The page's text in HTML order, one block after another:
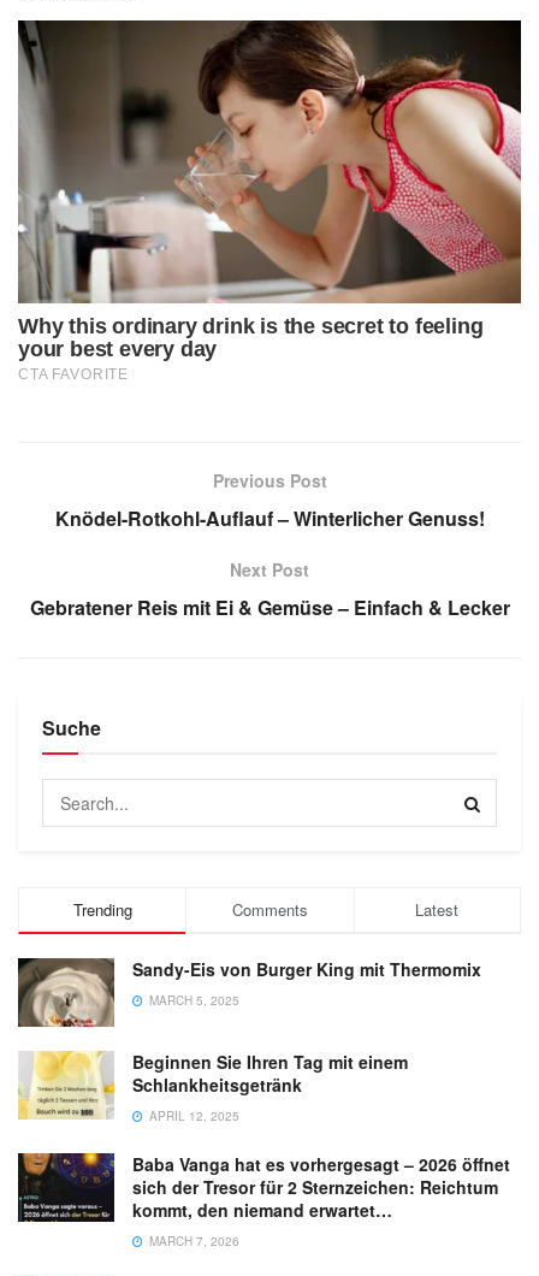
Previous Post
Knödel-Rotkohl-Auflauf – Winterlicher Genuss!
Next Post
Gebratener Reis mit Ei & Gemüse – Einfach & Lecker
Suche
Trending Comments Latest
Sandy-Eis von Burger King mit Thermomix
MARCH 5, 2025
Beginnen Sie Ihren Tag mit einem
Schlankheitsgetränk
APRIL 12, 2025
Baba Vanga hat es vorhergesagt – 2026 öffnet
sich der Tresor für 2 Sternzeichen: Reichtum
kommt, den niemand erwartet…
MARCH 7, 2026